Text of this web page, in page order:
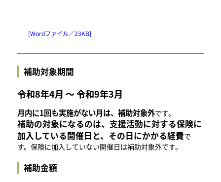
[Wordファイル／23KB]
補助対象期間
令和8年4月 ～ 令和9年3月
月内に1回も実施がない月は、補助対象外です。
補助の対象になるのは、支援活動に対する保険に
加入している開催日と、その日にかかる経費で
す。保険に加入していない開催日は補助対象外です。
補助金額